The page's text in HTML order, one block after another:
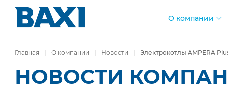
О компании
Главная О компании Новости Электрокотлы AMPERA
НОВОСТИ